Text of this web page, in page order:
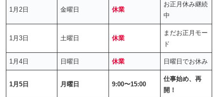
1月2日 金曜日 休業
お正月休み継続
中
1月3日 土曜日 休業
まだお正月モー
ド
1月4日 日曜日 休業 日曜日でお休み
1月5日 月曜日 9:00〜15:00
仕事始め、再
開！